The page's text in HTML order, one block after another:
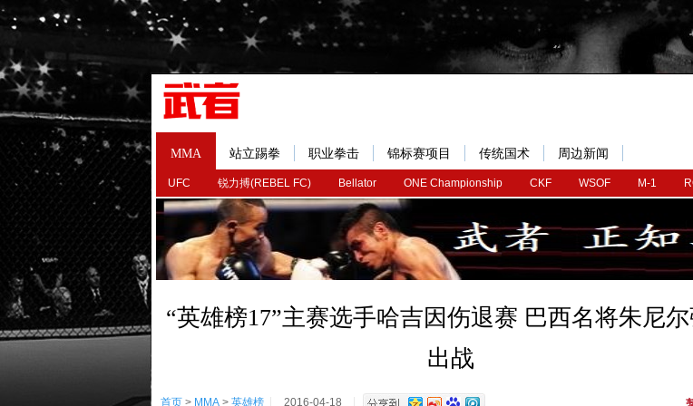
MMA
UFC 锐力搏(REBEL FC) Bellator ONE Championship CKF WSOF M-1
站立踢拳 职业拳击 锦标赛项目 传统国术 周边新闻
“英雄榜17”主赛选手哈吉因伤退赛 巴西名将朱尼
出战
首页 > MMA > 英雄榜 2016-04-18